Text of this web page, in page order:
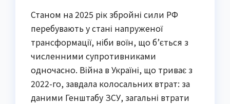
Станом на 2025 рік збройні сили РФ
перебувають у стані напруженої
трансформації, ніби воїн, що б’ється з
численними супротивниками
одночасно. Війна в Україні, що триває з
2022-го, завдала колосальних втрат: за
даними Генштабу ЗСУ, загальні втрати